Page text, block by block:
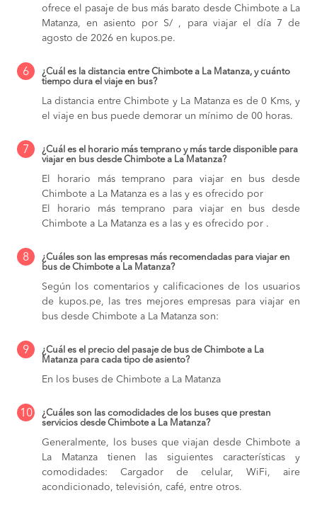
ofrece el pasaje de bus más barato desde Chimbote a La
Matanza, en asiento por S/ , para viajar el día 7 de
agosto de 2026 en kupos.pe.
6
¿Cuál es la distancia entre Chimbote a La Matanza, y cuánto
tiempo dura el viaje en bus?
La distancia entre Chimbote y La Matanza es de 0 Kms, y
el viaje en bus puede demorar un mínimo de 00 horas.
7
¿Cuál es el horario más temprano y más tarde disponible para
viajar en bus desde Chimbote a La Matanza?
El horario más temprano para viajar en bus desde
Chimbote a La Matanza es a las y es ofrecido por
El horario más temprano para viajar en bus desde
Chimbote a La Matanza es a las y es ofrecido por .
8
¿Cuáles son las empresas más recomendadas para viajar en
bus de Chimbote a La Matanza?
Según los comentarios y calificaciones de los usuarios
de kupos.pe, las tres mejores empresas para viajar en
bus desde Chimbote a La Matanza son:
9
¿Cuál es el precio del pasaje de bus de Chimbote a La
Matanza para cada tipo de asiento?
En los buses de Chimbote a La Matanza
10
¿Cuáles son las comodidades de los buses que prestan
servicios desde Chimbote a La Matanza?
Generalmente, los buses que viajan desde Chimbote a
La Matanza tienen las siguientes características y
comodidades: Cargador de celular, WiFi, aire
acondicionado, televisión, café, entre otros.